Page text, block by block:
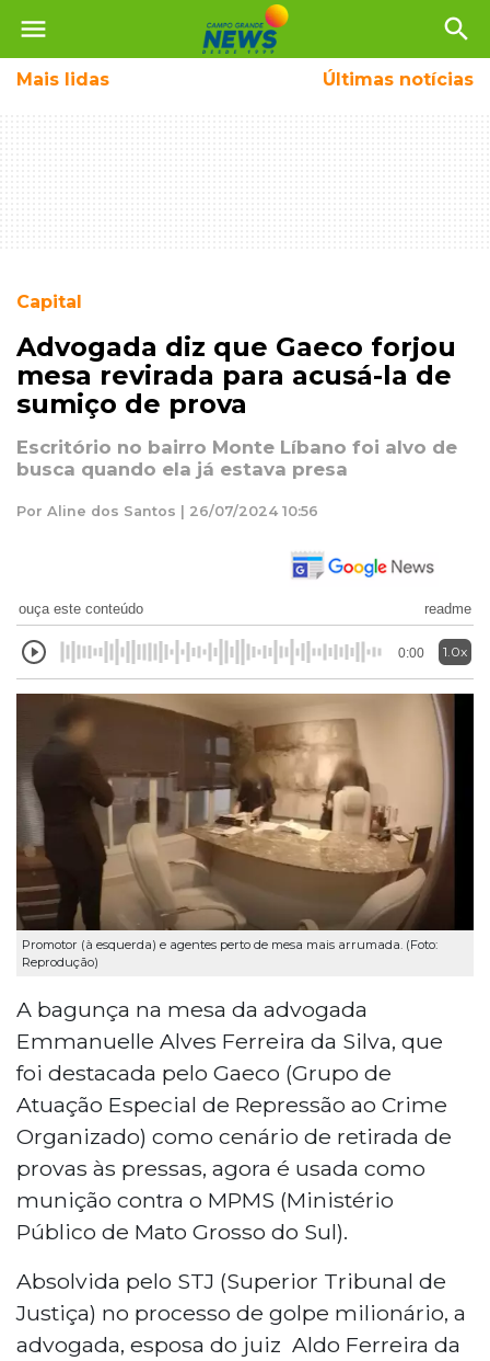
menu search
Mais lidas Últimas notícias
Capital
Advogada diz que Gaeco forjou
mesa revirada para acusá-la de
sumiço de prova
Escritório no bairro Monte Líbano foi alvo de
busca quando ela já estava presa
Por Aline dos Santos | 26/07/2024 10:56
ouça este conteúdo readme
0:00 1.0x
Promotor (à esquerda) e agentes perto de mesa mais arrumada. (Foto:
Reprodução)
A bagunça na mesa da advogada
Emmanuelle Alves Ferreira da Silva, que
foi destacada pelo Gaeco (Grupo de
Atuação Especial de Repressão ao Crime
Organizado) como cenário de retirada de
provas às pressas, agora é usada como
munição contra o MPMS (Ministério
Público de Mato Grosso do Sul).
Absolvida pelo STJ (Superior Tribunal de
Justiça) no processo de golpe milionário, a
advogada, esposa do juiz Aldo Ferreira da